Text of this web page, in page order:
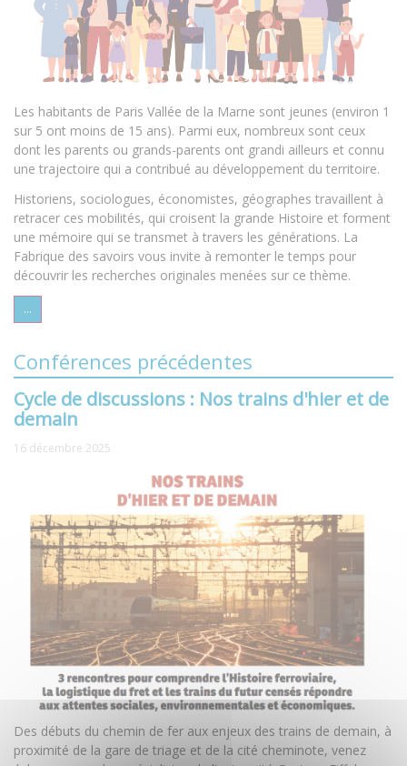
Les habitants de Paris Vallée de la Marne sont jeunes (environ 1
sur 5 ont moins de 15 ans). Parmi eux, nombreux sont ceux
dont les parents ou grands-parents ont grandi ailleurs et connu
une trajectoire qui a contribué au développement du territoire.
Historiens, sociologues, économistes, géographes travaillent à
retracer ces mobilités, qui croisent la grande Histoire et forment
une mémoire qui se transmet à travers les générations. La
Fabrique des savoirs vous invite à remonter le temps pour
découvrir les recherches originales menées sur ce thème.
...
Conférences précédentes
Cycle de discussions : Nos trains d'hier et de
demain
16 décembre 2025
Des débuts du chemin de fer aux enjeux des trains de demain, à
proximité de la gare de triage et de la cité cheminote, venez